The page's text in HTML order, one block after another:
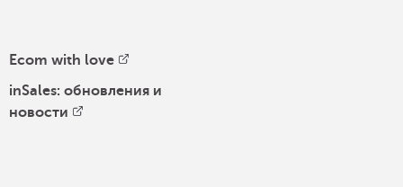
Ecom with love
inSales: обновления и
новости